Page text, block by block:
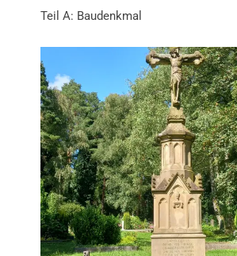
Teil A: Baudenkmal